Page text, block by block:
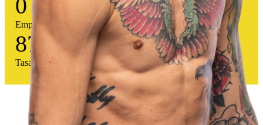
0
Empates
87
Tasa victoria